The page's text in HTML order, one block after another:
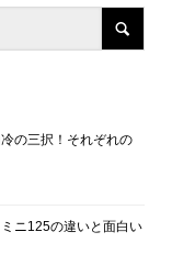
の三択！それぞれの
ニ125の違いと面白い